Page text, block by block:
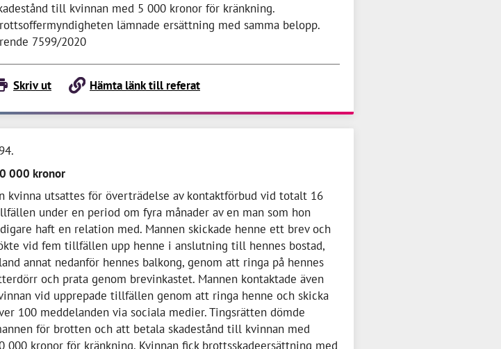
till kvinnan med 5 000 kronor för kränkning.
lämnade ersättning med samma belopp.
7599/2020
Skriv ut Hämta länk till referat
000 kronor
kvinna utsattes för överträdelse av kontaktförbud vid totalt 16
under en period om fyra månader av en man som hon
haft en relation med. Mannen skickade henne ett brev och
vid fem tillfällen upp henne i anslutning till hennes bostad,
annat nedanför hennes balkong, genom att ringa på hennes
och prata genom brevinkastet. Mannen kontaktade även
vid upprepade tillfällen genom att ringa henne och skicka
100 meddelanden via sociala medier. Tingsrätten dömde
för brotten och att betala skadestånd till kvinnan med
000 kronor för kränkning. Kvinnan fick brottsskadeersättning med